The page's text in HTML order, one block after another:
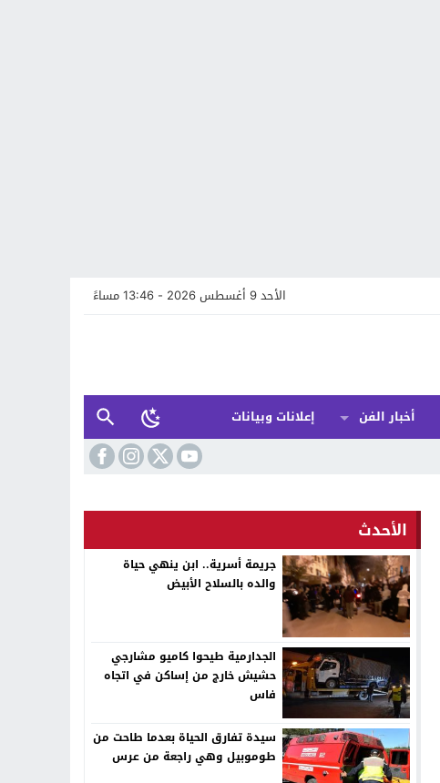
الأحد 9 أغسطس 2026 - 13:46 مساءً
أخبار الفن
إعلانات وبيانات
الأحدث
جريمة أسرية.. ابن ينهي حياة
والده بالسلاح الأبيض
الجدارمية طيحوا كاميو مشارجي
حشيش خارج من إساكن في اتجاه
فاس
سيدة تفارق الحياة بعدما طاحت من
طوموبيل وهي راجعة من عرس